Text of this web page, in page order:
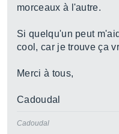
morceaux à l'autre.
Si quelqu'un peut
cool, car je trouve ça
Merci à tous,
Cadoudal
Cadoudal